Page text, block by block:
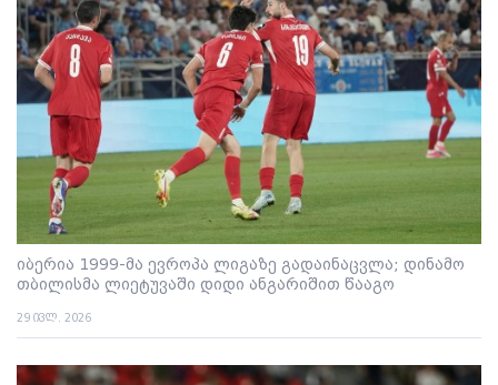
იბერია 1999-მა ევროპა ლიგაზე გადაინაცვლა; დინამო
თბილისმა ლიეტუვაში დიდი ანგარიშით წააგო
29 ივლ. 2026